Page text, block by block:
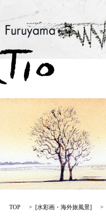
TOP [水彩画・海外旅風景]